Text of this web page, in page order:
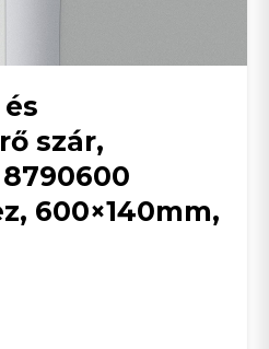
szár,
600×140mm,